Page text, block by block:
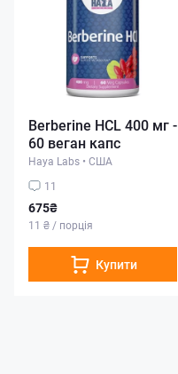
Berberine HCL 400 мг -
60 веган капс
Haya Labs • США
11
675₴
11 ₴ / порція
Купити